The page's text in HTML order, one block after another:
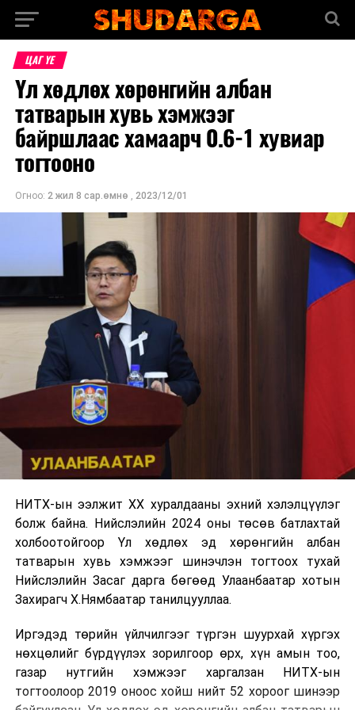
ЦАГ ҮЕ
Үл хөдлөх хөрөнгийн албан
татварын хувь хэмжээг
байршлаас хамаарч 0.6-1 хувиар
тогтооно
Огноо: 2 жил 8 сар.өмнө , 2023/12/01
НИТХ-ын ээлжит XX хуралдааны эхний хэлэлцүүлэг
болж байна. Нийслэлийн 2024 оны төсөв батлахтай
холбоотойгоор Үл хөдлөх эд хөрөнгийн албан
татварын хувь хэмжээг шинэчлэн тогтоох тухай
Нийслэлийн Засаг дарга бөгөөд Улаанбаатар хотын
Захирагч Х.Нямбаатар танилцууллаа.
Иргэдэд төрийн үйлчилгээг түргэн шуурхай хүргэх
нөхцөлийг бүрдүүлэх зорилгоор өрх, хүн амын тоо,
газар нутгийн хэмжээг харгалзан НИТХ-ын
тогтоолоор 2019 оноос хойш нийт 52 хороог шинээр